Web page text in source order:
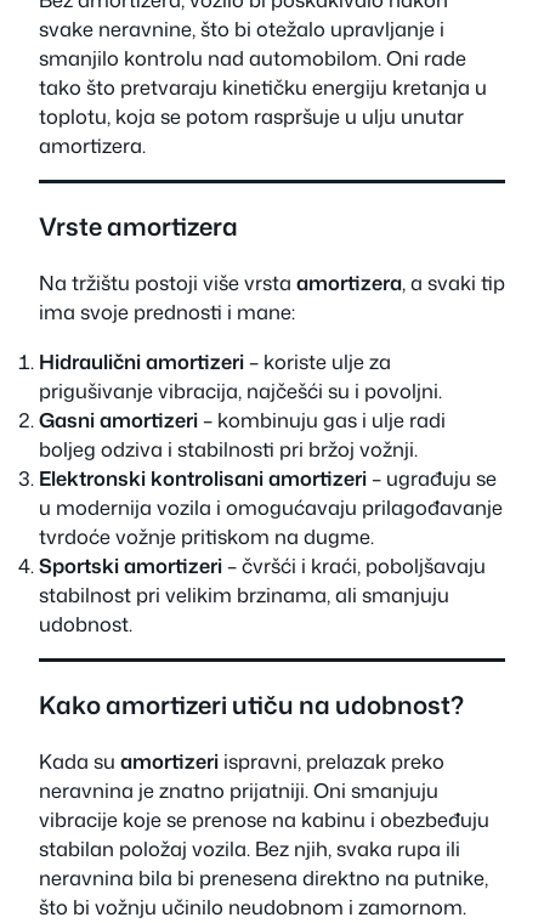
svake neravnine, što bi otežalo upravljanje i
smanjilo kontrolu nad automobilom. Oni rade
tako što pretvaraju kinetičku energiju kretanja u
toplotu, koja se potom raspršuje u ulju unutar
amortizera.
Vrste amortizera
Na tržištu postoji više vrsta amortizera, a svaki tip
ima svoje prednosti i mane:
Hidraulični amortizeri– koriste ulje za
prigušivanje vibracija, najčešći su i povoljni.
Gasni amortizeri– kombinuju gas i ulje radi
boljeg odziva i stabilnosti pri bržoj vožnji.
Elektronski kontrolisani amortizeri– ugrađuju se
u modernija vozila i omogućavaju prilagođavanje
tvrdoće vožnje pritiskom na dugme.
Sportski amortizeri– čvršći i kraći, poboljšavaju
stabilnost pri velikim brzinama, ali smanjuju
udobnost.
Kako amortizeri utiču na udobnost?
Kada su amortizeri ispravni, prelazak preko
neravnina je znatno prijatniji. Oni smanjuju
vibracije koje se prenose na kabinu i obezbeđuju
stabilan položaj vozila. Bez njih, svaka rupa ili
neravnina bila bi prenesena direktno na putnike,
što bi vožnju učinilo neudobnom i zamornom.